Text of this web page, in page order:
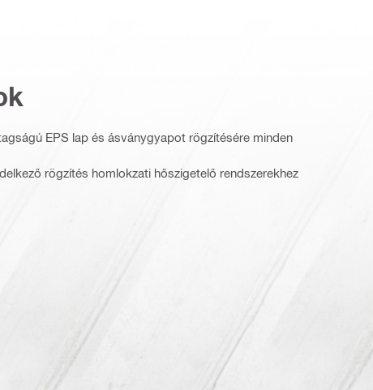
EPS lap és ásványgyapot rögzítésére minden
rögzítés homlokzati hőszigetelő rendszerekhez